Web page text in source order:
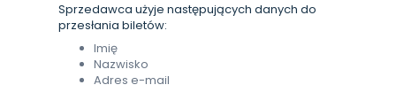
Sprzedawca użyje następujących danych do
przesłania biletów:
Imię
Nazwisko
Adres e-mail